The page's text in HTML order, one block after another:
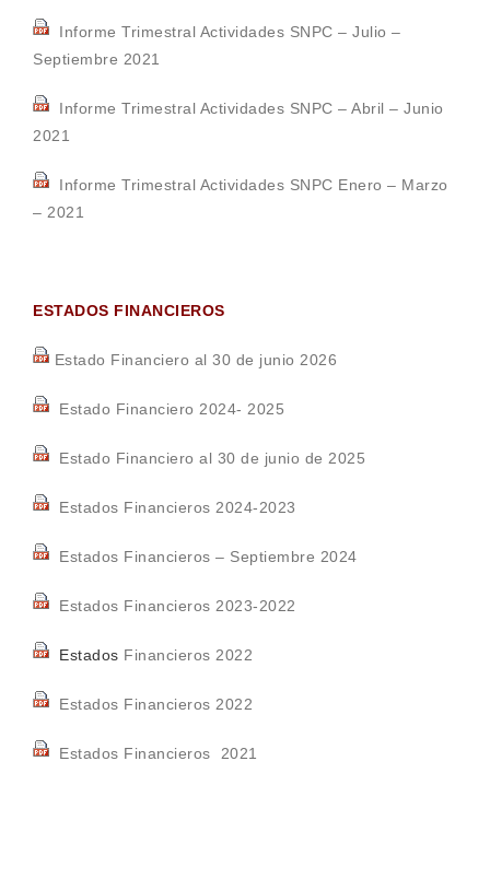
Informe Trimestral Actividades SNPC – Julio –
Septiembre 2021
Informe Trimestral Actividades SNPC – Abril – Junio
2021
Informe Trimestral Actividades SNPC Enero – Marzo
– 2021
ESTADOS FINANCIEROS
Estado Financiero al 30 de junio 2026
Estado Financiero 2024- 2025
Estado Financiero al 30 de junio de 2025
Estados Financieros 2024-2023
Estados Financieros – Septiembre 2024
Estados Financieros 2023-2022
Estados Financieros 2022
Estados Financieros 2022
Estados Financieros 2021